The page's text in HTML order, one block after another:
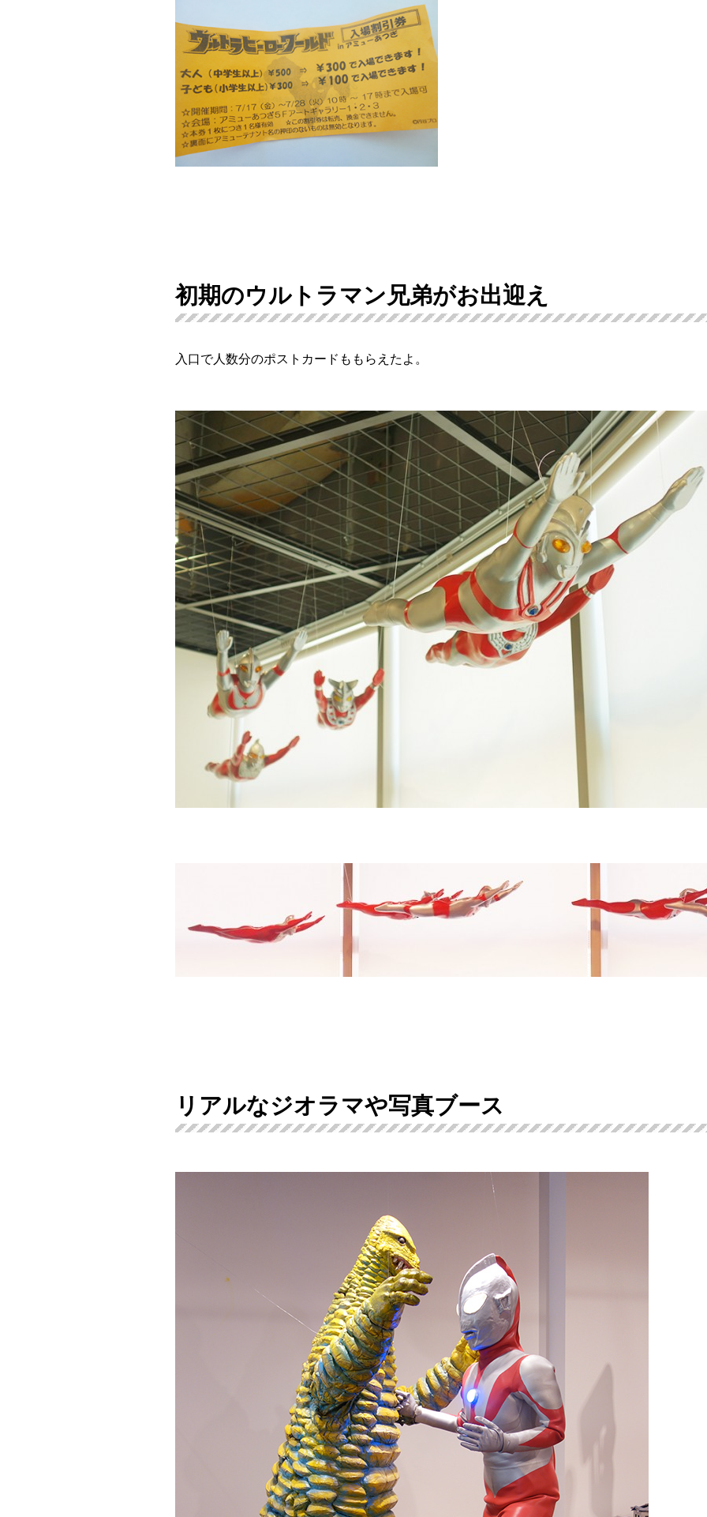
初期のウルトラマン兄弟がお出迎え
入口で人数分のポストカードももらえたよ。
リアルなジオラマや写真ブース